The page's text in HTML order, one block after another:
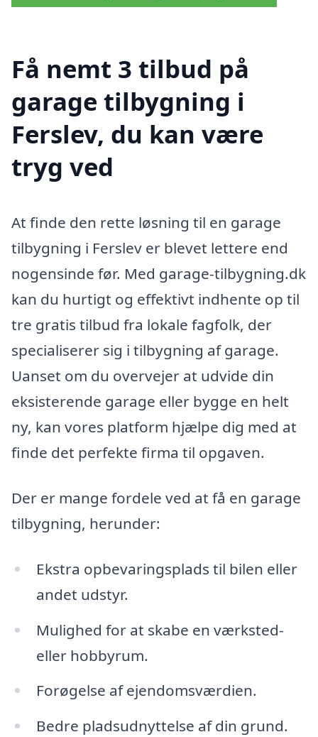
Få nemt 3 tilbud på
garage tilbygning i
Ferslev, du kan være
tryg ved
At finde den rette løsning til en garage
tilbygning i Ferslev er blevet lettere end
nogensinde før. Med garage-tilbygning.dk
kan du hurtigt og effektivt indhente op til
tre gratis tilbud fra lokale fagfolk, der
specialiserer sig i tilbygning af garage.
Uanset om du overvejer at udvide din
eksisterende garage eller bygge en helt
ny, kan vores platform hjælpe dig med at
finde det perfekte firma til opgaven.
Der er mange fordele ved at få en garage
tilbygning, herunder:
Ekstra opbevaringsplads til bilen eller
andet udstyr.
Mulighed for at skabe en værksted-
eller hobbyrum.
Forøgelse af ejendomsværdien.
Bedre pladsudnyttelse af din grund.